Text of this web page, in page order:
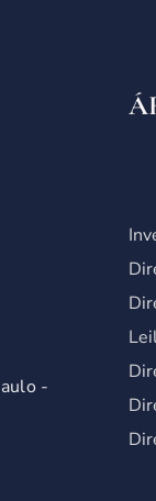
-